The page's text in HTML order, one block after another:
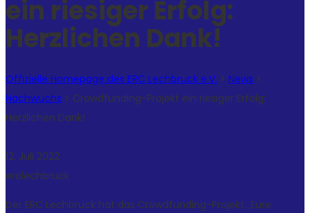
ein riesiger Erfolg:
Herzlichen Dank!
Offizielle Homepage des ERC Lechbruck e.V. > News >
Nachwuchs > Crowdfunding-Projekt ein riesiger Erfolg:
Herzlichen Dank!
12. Juli 2022
erclechbruck
Der ERC Lechbruck hat das Crowdfunding-Projekt „Eure